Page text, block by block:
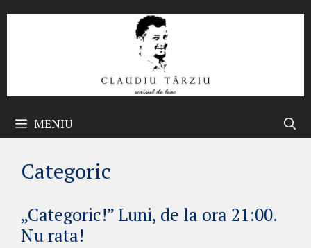
MENIU
Categoric
„Categoric!” Luni, de la ora 21:00.
Nu rata!